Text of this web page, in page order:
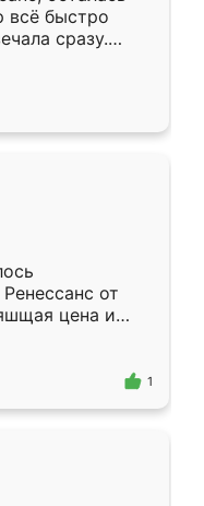
всё быстро
сразу.
подошёл к
Собрали
даже
от
цена и
Приехавший
самый
1